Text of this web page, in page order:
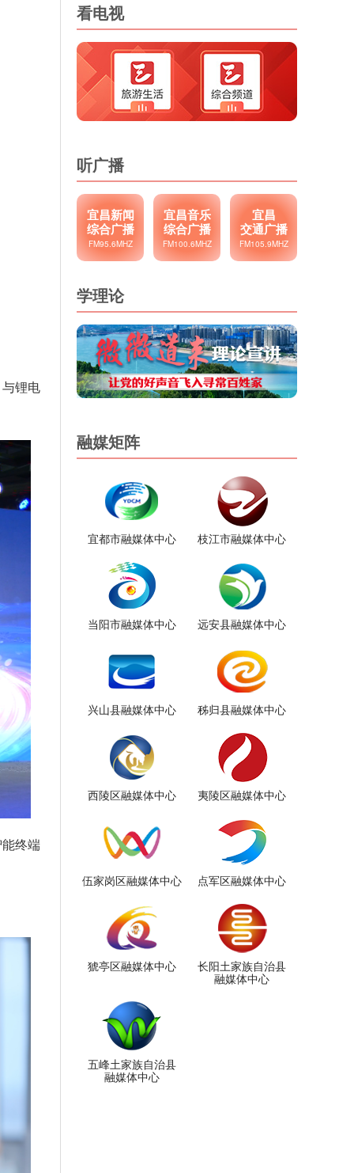
锂电
终端
看电视
听广播
宜昌新闻
综合广播
FM95.6MHZ
宜昌音乐
综合广播
FM100.6MHZ
宜昌
交通广播
FM105.9MHZ
学理论
融媒矩阵
宜都市融媒体中心 枝江市融媒体中心
当阳市融媒体中心 远安县融媒体中心
兴山县融媒体中心 秭归县融媒体中心
西陵区融媒体中心 夷陵区融媒体中心
伍家岗区融媒体中心 点军区融媒体中心
猇亭区融媒体中心
长阳土家族自治县
融媒体中心
五峰土家族自治县
融媒体中心